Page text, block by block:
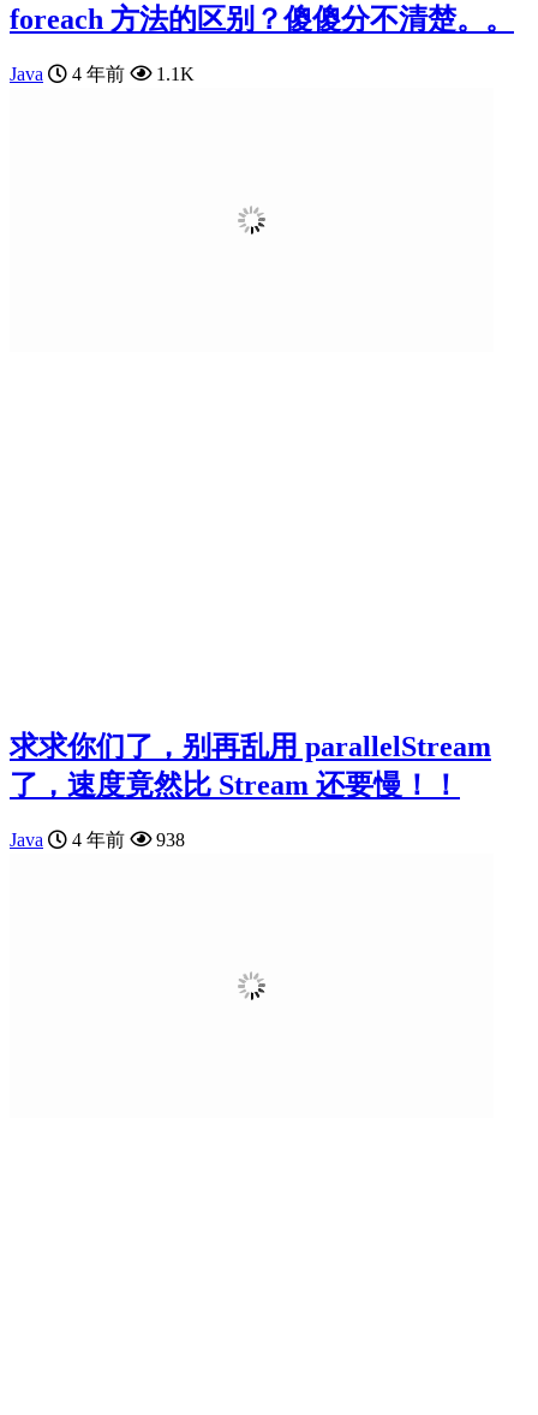
foreach 方法的区别？傻傻分不清楚。。
Java 4 年前 1.1K
求求你们了，别再乱用 parallelStream
了，速度竟然比 Stream 还要慢！！
Java 4 年前 938